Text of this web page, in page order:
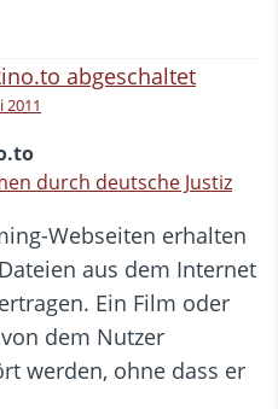
2011
durch deutsche Justiz
Webseiten erhalten
aus dem Internet
Ein Film oder
dem Nutzer
werden, ohne dass er